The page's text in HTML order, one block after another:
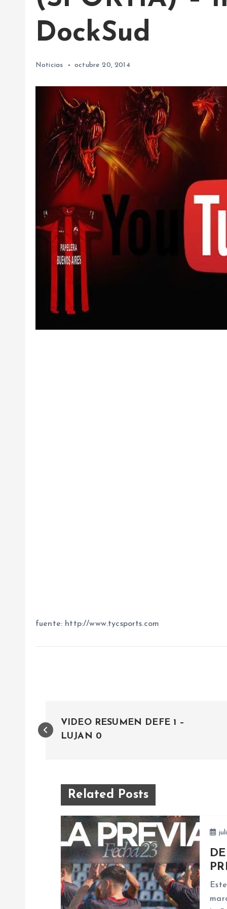
DockSud
Noticias octubre 20, 2014
fuente: http://www.tycsports.com
a
VIDEO RESUMEN DEFE 1 –
LUJAN 0
Related Posts